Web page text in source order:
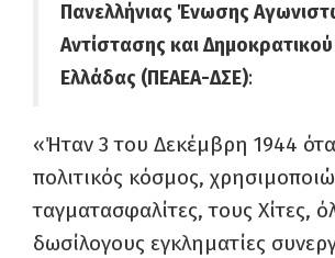
Πανελλήνιας Ένωσης
Αντίστασης και
Ελλάδας (ΠΕΑΕΑ-ΔΣΕ):
«Ήταν 3 του Δεκέμβρη 1944
πολιτικός κόσμος,
ταγματασφαλίτες, τους Χίτες,
δωσίλογους εγκληματίες